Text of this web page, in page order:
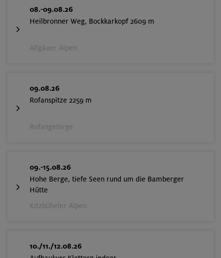
08.-09.08.26
Heilbronner Weg, Bockkarkopf 2609 m
Allgäuer Alpen
09.08.26
Rofanspitze 2259 m
Rofangebirge
09.-15.08.26
Hohe Berge, tiefe Seen rund um die Bamberger
Hütte
Kitzbüheler Alpen
10./11./12.08.26